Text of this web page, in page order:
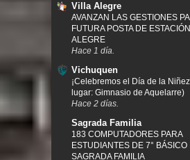
Villa Alegre
AVANZAN LAS GESTIONES
FUTURA POSTA DE
ALEGRE
Hace 1 día.
Vichuquen
¡Celebremos el Día de la
lugar: Gimnasio de Aquelarre)
Hace 2 días.
Sagrada Familia
183 COMPUTADORES PARA
ESTUDIANTES DE 7° BÁSICO
SAGRADA FAMILIA